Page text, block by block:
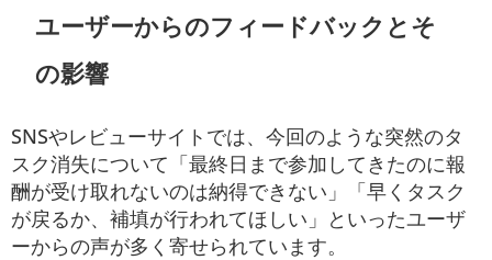
ユーザーからのフィードバックとそ
の影響
SNSやレビューサイトでは、今回のような突然のタ
スク消失について「最終日まで参加してきたのに報
酬が受け取れないのは納得できない」「早くタスク
が戻るか、補填が行われてほしい」といったユーザ
ーからの声が多く寄せられています。